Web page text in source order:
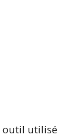
outil utilisé